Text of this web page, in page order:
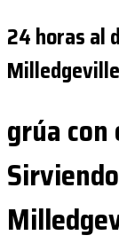
24 horas al
grúa